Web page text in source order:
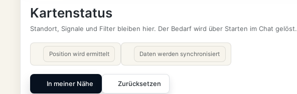
Kartenstatus
Standort, Signale und Filter bleiben hier. Der Bedarf wird über Starten im Chat gelöst.
Position wird ermittelt Daten werden synchronisiert
In meiner Nähe Zurücksetzen